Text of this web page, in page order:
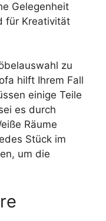
Gelegenheit
für Kreativität
zu
hilft Ihrem Fall
einige Teile
es durch
Räume
Stück im
um die